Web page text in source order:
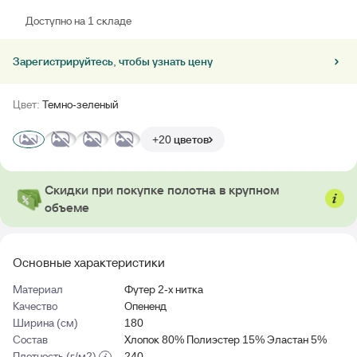
Основные характеристики
Материал
Футер 2-х нитка
Качество
Опененд
Ширина (см)
180
Состав
Хлопок 80% Полиэстер 15% Эластан 5%
Доступно на 1 складе
Зарегистрируйтесь, чтобы узнать цену
Цвет: Темно-зеленый
+20 цветов
Скидки при покупке полотна в крупном
объеме